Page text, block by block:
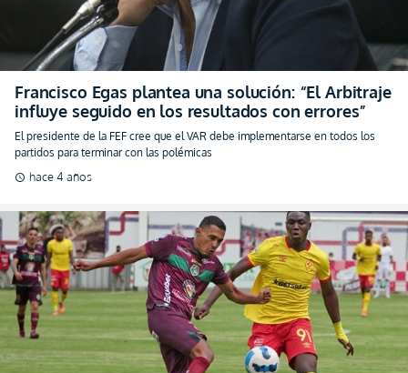
Francisco Egas plantea una solución: “El Arbitraje
influye seguido en los resultados con errores”
El presidente de la FEF cree que el VAR debe implementarse en todos los
partidos para terminar con las polémicas
schedule hace 4 años